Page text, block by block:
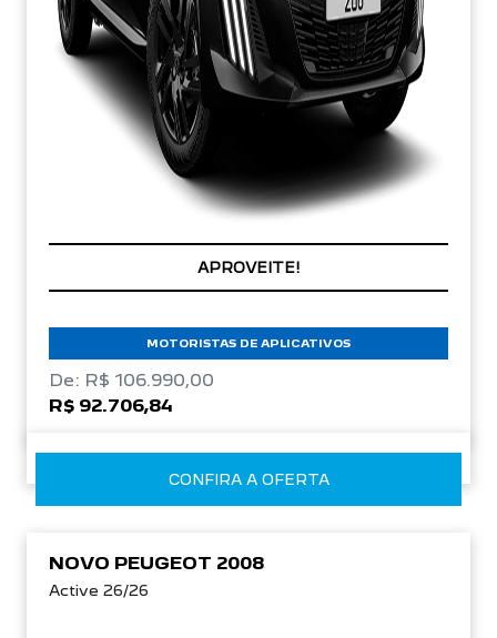
CONDIÇÃO IMPERDÍVEL
MOTORISTAS DE APLICATIVOS
De: R$ 106.990,00
R$ 92.706,84
CONFIRA A OFERTA
NOVO PEUGEOT 2008
Active 26/26